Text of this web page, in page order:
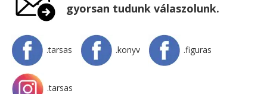
gyorsan tudunk válaszolunk.
.tarsas .konyv .figuras
.tarsas